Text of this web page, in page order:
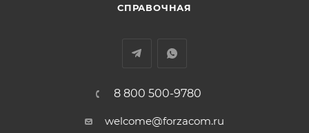
СПРАВОЧНАЯ
8 800 500-9780
welcome@forzacom.ru